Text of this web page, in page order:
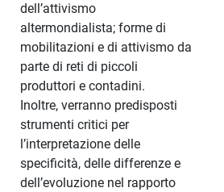
dell’attivismo
altermondialista; forme di
mobilitazioni e di attivismo da
parte di reti di piccoli
produttori e contadini.
Inoltre, verranno predisposti
strumenti critici per
l’interpretazione delle
specificità, delle differenze e
dell’evoluzione nel rapporto